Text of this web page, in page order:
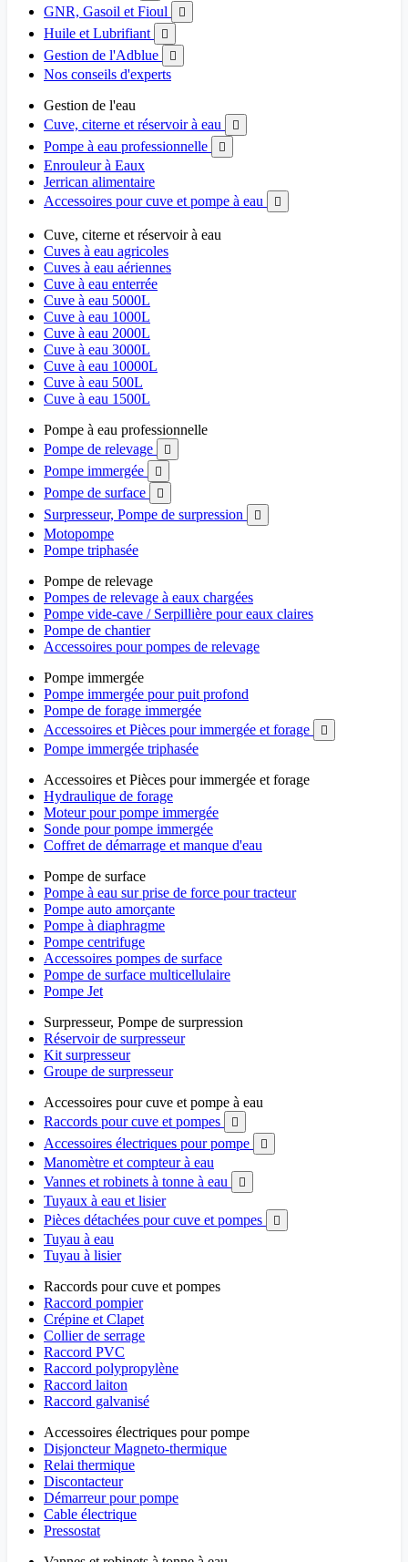
GNR, Gasoil et Fioul 
Huile et Lubrifiant 
Gestion de l'Adblue 
Nos conseils d'experts
Gestion de l'eau
Cuve, citerne et réservoir à eau

Pompe à eau professionnelle 
Enrouleur à Eaux
Jerrican alimentaire
Accessoires pour cuve et pompe à eau

Cuve, citerne et réservoir à eau
Cuves à eau agricoles
Cuves à eau aériennes
Cuve à eau enterrée
Cuve à eau 5000L
Cuve à eau 1000L
Cuve à eau 2000L
Cuve à eau 3000L
Cuve à eau 10000L
Cuve à eau 500L
Cuve à eau 1500L
Pompe à eau professionnelle
Pompe de relevage

Pompe immergée 
Pompe de surface 
Surpresseur, Pompe de surpression 
Motopompe
Pompe triphasée
Pompe de relevage
Pompes de relevage à eaux chargées
Pompe vide-cave / Serpillière pour eaux claires
Pompe de chantier
Accessoires pour pompes de relevage
Pompe immergée
Pompe immergée pour puit profond
Pompe de forage immergée
Accessoires et Pièces pour immergée et forage

Pompe immergée triphasée
Accessoires et Pièces pour immergée et forage
Hydraulique de forage
Moteur pour pompe immergée
Sonde pour pompe immergée
Coffret de démarrage et manque d'eau
Pompe de surface
Pompe à eau sur prise de force pour tracteur
Pompe auto amorçante
Pompe à diaphragme
Pompe centrifuge
Accessoires pompes de surface
Pompe de surface multicellulaire
Pompe Jet
Surpresseur, Pompe de surpression
Réservoir de surpresseur
Kit surpresseur
Groupe de surpresseur
Accessoires pour cuve et pompe à eau
Raccords pour cuve et pompes

Accessoires électriques pour pompe 
Manomètre et compteur à eau
Vannes et robinets à tonne à eau

Tuyaux à eau et lisier
Pièces détachées pour cuve et pompes

Tuyau à eau
Tuyau à lisier
Raccords pour cuve et pompes
Raccord pompier
Crépine et Clapet
Collier de serrage
Raccord PVC
Raccord polypropylène
Raccord laiton
Raccord galvanisé
Accessoires électriques pour pompe
Disjoncteur Magneto-thermique
Relai thermique
Discontacteur
Démarreur pour pompe
Cable électrique
Pressostat